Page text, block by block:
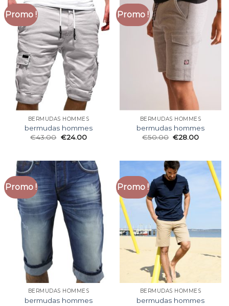
Promo !
BERMUDAS HOMMES
bermudas hommes
€43.00 €24.00
Promo !
BERMUDAS HOMMES
bermudas hommes
€50.00 €28.00
Promo !
BERMUDAS HOMMES
bermudas hommes
Promo !
BERMUDAS HOMMES
bermudas hommes